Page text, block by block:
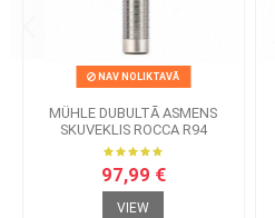
NAV NOLIKTAVĀ
MÜHLE DUBULTĀ ASMENS
SKUVEKLIS ROCCA R94
97,99 €
VIEW